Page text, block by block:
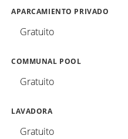
APARCAMIENTO PRIVADO
Gratuito
COMMUNAL POOL
Gratuito
LAVADORA
Gratuito